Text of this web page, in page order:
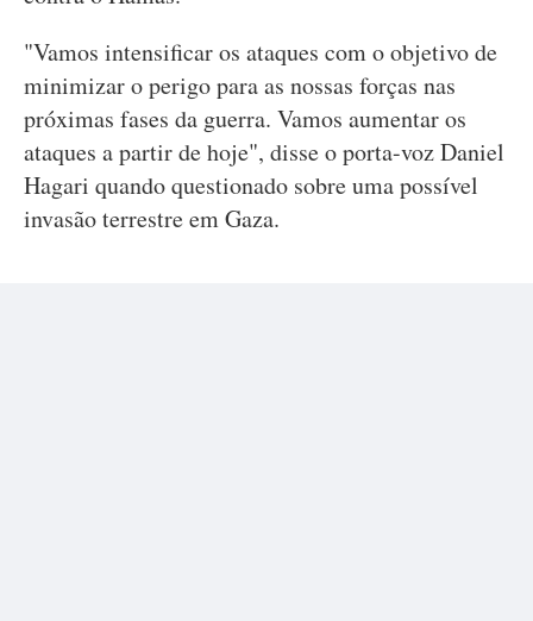
"Vamos intensificar os ataques com o objetivo de
minimizar o perigo para as nossas forças nas
próximas fases da guerra. Vamos aumentar os
ataques a partir de hoje", disse o porta-voz Daniel
Hagari quando questionado sobre uma possível
invasão terrestre em Gaza.